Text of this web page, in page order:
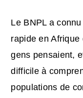
Le BNPL a
rapide en
gens pensaient,
difficile à
populations de